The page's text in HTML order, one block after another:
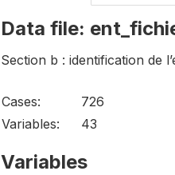
Data file:
Section b : identification de
Cases:
726
Variables:
43
Variables